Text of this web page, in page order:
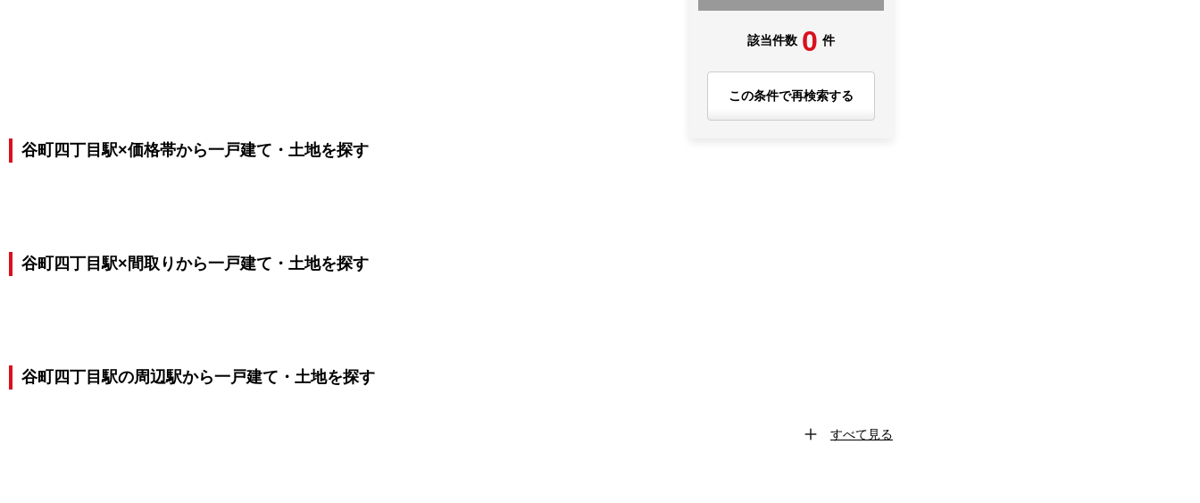
該当件数 0 件
この条件で再検索する
谷町四丁目駅×価格帯から一戸建て・土地を探す
谷町四丁目駅×間取りから一戸建て・土地を探す
谷町四丁目駅の周辺駅から一戸建て・土地を探す
すべて見る